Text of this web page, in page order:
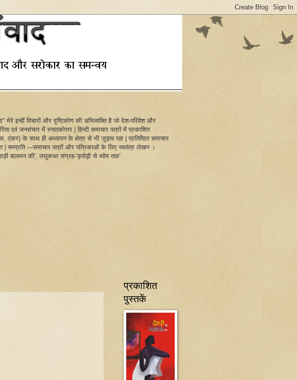
इन्हीं विचारों और दृष्टिकोण की अभिव्यक्ति है जो देश-परिवेश और
एवं जनसंचार में स्नातकोत्तर | हिन्दी समाचार पत्रों में प्रकाशित
एंकर) के साथ ही अध्यापन के क्षेत्र से भी जुड़ाव रहा | प्रतिष्ठित समाचार
| सम्प्रति ---समाचार पत्रों और पत्रिकाओं के लिए स्वतंत्र लेखन ।
बालमन की', लघुकथा संग्रह-'ड्योढ़ी से व्योम तक'
प्रकाशित
पुस्तकें